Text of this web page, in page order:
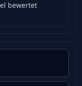
bewertet